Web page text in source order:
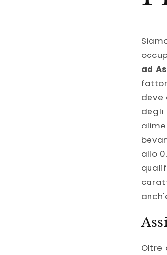
ad
deve
degli
allo
Oltre